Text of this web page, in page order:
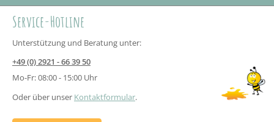
Service-Hotline
Unterstützung und Beratung unter:
+49 (0) 2921 - 66 39 50
Mo-Fr: 08:00 - 15:00 Uhr
Oder über unser Kontaktformular.